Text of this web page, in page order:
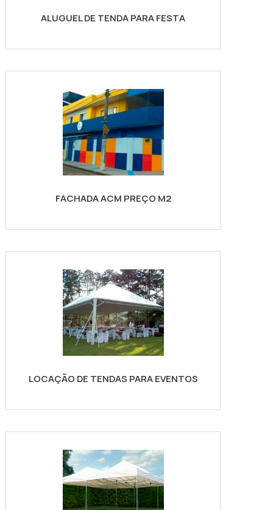
ALUGUEL DE TENDA PARA FESTA
FACHADA ACM PREÇO M2
LOCAÇÃO DE TENDAS PARA EVENTOS